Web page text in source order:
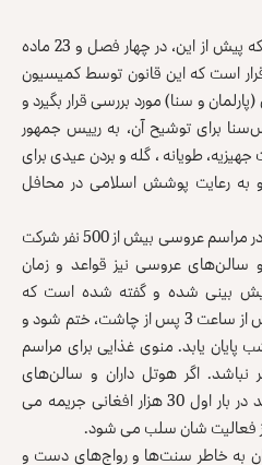
مجلس‌سنا طرح قانون عروسی را که پیش از این، در چهار فصل و 23 ماده
است که این قانون توسط کمیسیون
و سنا) مورد بررسی قرار بگیرد و
برای توشیح آن، به رییس جمهور
طویانه ، گله و بردن عیدی برای
رعایت پوشش اسلامی در محافل
در این قانون گفته شده است باید در مراسم عروسی بیش از 500 نفر شرکت
سالن‌های عروسی نیز قواعد و زمان
بینی شده و گفته شده است که
مراسم عروسی از طرف روز باید پیش از ساعت 3 پس از چاشت، ختم شود و
پایان یابد. منوی غذایی برای مراسم
افغانی بالاتر نباشد. اگر هوتل داران و سالن‌های
عروسی این مقررات را رعایت نکردند در بار اول 30 هزار افغانی جریمه می
فعالیت شان سلب می شود.
به خاطر سنت‌ها و رواج‌های دست و